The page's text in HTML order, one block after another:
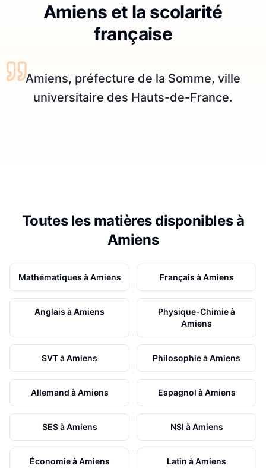
Amiens et la scolarité
française
Amiens, préfecture de la Somme, ville
universitaire des Hauts-de-France.
Toutes les matières disponibles à
Amiens
Mathématiques àAmiens Français àAmiens
Anglais àAmiens Physique-Chimieà
Amiens
SVTàAmiens PhilosophieàAmiens
Allemand àAmiens Espagnol àAmiens
SESàAmiens NSI àAmiens
ÉconomieàAmiens Latin àAmiens